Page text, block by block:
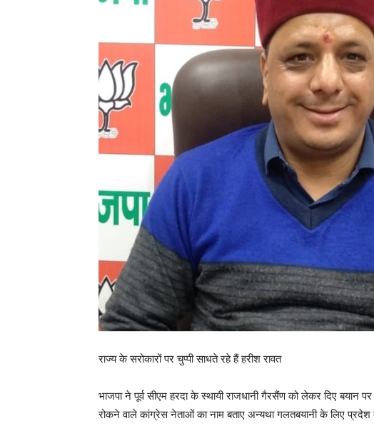
राज्य के सरोकारों पर चुप्पी साधते रहे हैं हरीश रावत
भाजपा ने पूर्व सीएम हरदा के स्थायी राजधानी गैरसैंण को लेकर दिए बयान
रोकने वाले कांग्रेस नेताओं का नाम बताए अन्यथा गलतबयानी के लिए प्रदेश